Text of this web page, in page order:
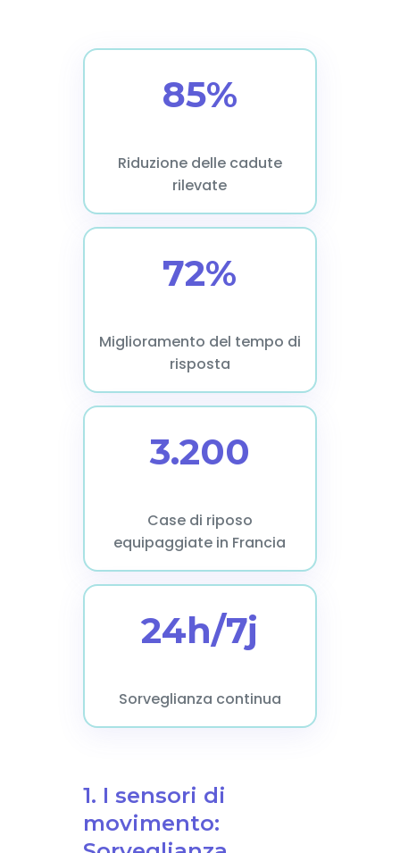
85%
Riduzione delle cadute
rilevate
72%
Miglioramento del tempo di
risposta
3.200
Case di riposo
equipaggiate in Francia
24h/7j
Sorveglianza continua
1. I sensori di
movimento: